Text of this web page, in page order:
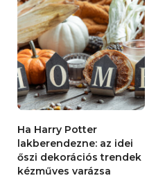
Ha Harry Potter
lakberendezne: az idei
őszi dekorációs trendek
kézműves varázsa